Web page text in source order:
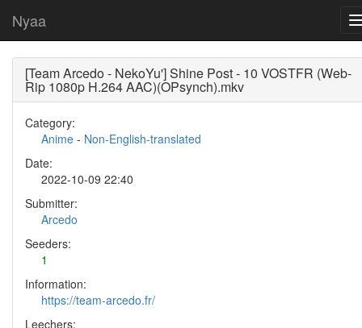
Nyaa
[Team Arcedo - NekoYu'] Shine Post - 10 VOSTFR (Web-
Rip 1080p H.264 AAC)(OPsynch).mkv
Category:
Anime - Non-English-translated
Date:
2022-10-09 22:40
Submitter:
Arcedo
Seeders:
1
Information:
https://team-arcedo.fr/
Leechers: